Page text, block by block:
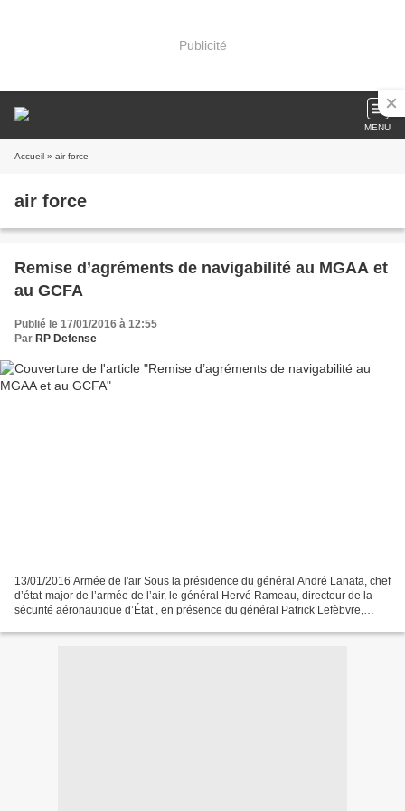
Publicité
MENU
Accueil » air force
air force
Remise d’agréments de navigabilité au MGAA et
au GCFA
Publié le 17/01/2016 à 12:55
Par RP Defense
13/01/2016 Armée de l'air Sous la présidence du général André Lanata, chef
d’état-major de l’armée de l’air, le général Hervé Rameau, directeur de la
sécurité aéronautique d’État , en présence du général Patrick Lefèbvre,